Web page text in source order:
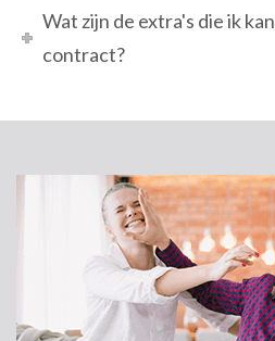
Wat zijn de extra's die ik
contract?